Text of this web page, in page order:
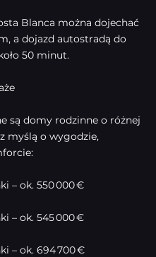
Blanca można dojechać
a dojazd autostradą do
50 minut.
są domy rodzinne o różnej
myślą o wygodzie,
– ok. 550 000 €
– ok. 545 000 €
– ok. 694 700 €